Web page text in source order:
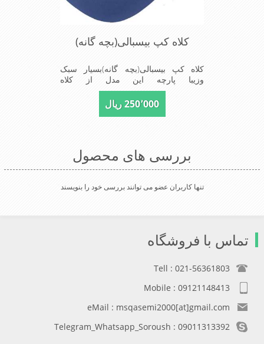
کلاه کپ بیسبالی(بچه گانه)
کلاه کپ بیسبالی(بچه گانه)بسیار سبک
وزیبا پارچه این مدل از کلاه
پلیستر(شمعی)است برای این مدل کلاه
ازبندگیرکه پشت کلاه نسب شده برای
کادرسایزبنویسیدmade in China
250٬000 ریال
بررسی های محصول
تنها کاربران عضو می توانند بررسی خود را بنویسند
تماس با فروشگاه
Tell : 021-56361803
Mobile : 09121148413
eMail : msqasemi2000[at]gmail.com
Telegram_Whatsapp_Soroush : 09011313392